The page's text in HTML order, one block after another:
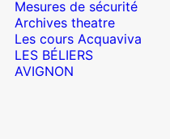
Mesures de sécurité
Archives theatre
Les cours Acquaviva
LES BÉLIERS
AVIGNON